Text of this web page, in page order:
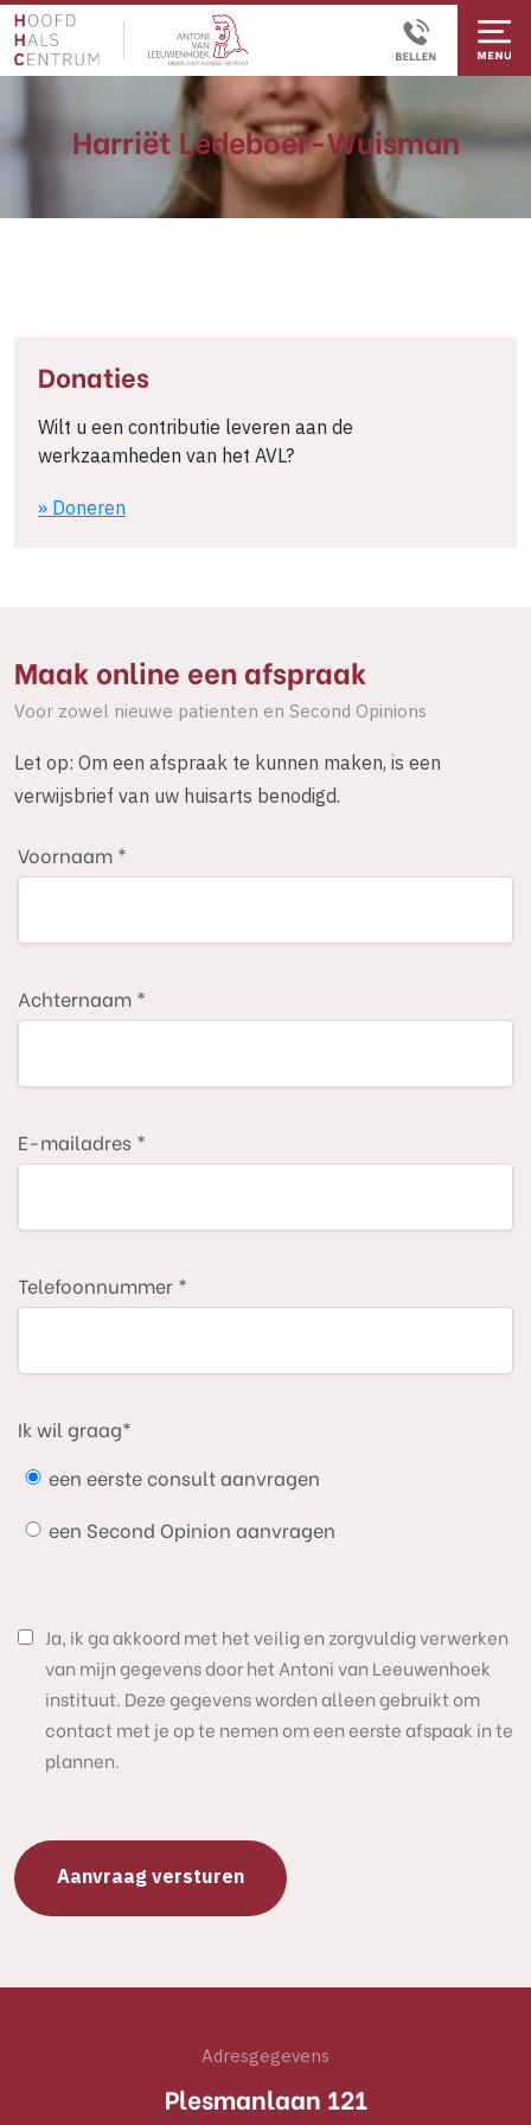
Harriët Ledeboer-Wuisman
Donaties
Wilt u een contributie leveren aan de
werkzaamheden van het AVL?
» Doneren
Maak online een afspraak
Voor zowel nieuwe patienten en Second Opinions
Let op: Om een afspraak te kunnen maken, is een
verwijsbrief van uw huisarts benodigd.
Voornaam *
Achternaam *
E-mailadres *
Telefoonnummer *
Ik wil graag*
een eerste consult aanvragen
een Second Opinion aanvragen
Ja, ik ga akkoord met het veilig en zorgvuldig verwerken
van mijn gegevens door het Antoni van Leeuwenhoek
instituut. Deze gegevens worden alleen gebruikt om
contact met je op te nemen om een eerste afspaak in te
plannen.
Adresgegevens
Plesmanlaan 121